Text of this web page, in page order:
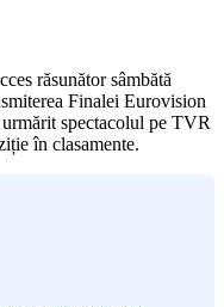
răsunător sâmbătă
Finalei Eurovision
spectacolul pe TVR
în clasamente.